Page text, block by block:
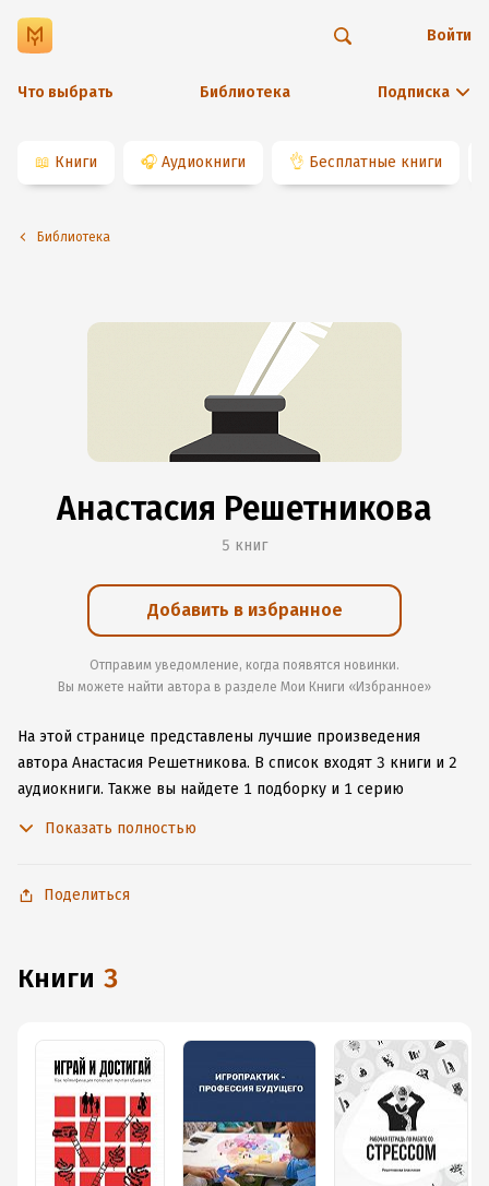
Что выбрать Библиотека Подписка
Войти
📖 Книги 🎧 Аудиокниги 👌 Бесплатные книги
Библиотека
Анастасия Решетникова
5 книг
Добавить в избранное
Отправим уведомление, когда появятся новинки.
Вы можете найти автора в разделе Мои Книги «Избранное»
На этой странице представлены лучшие произведения
автора Анастасия Решетникова. В список входят 3 книги и 2
аудиокниги. Также вы найдете 1 подборку и 1 серию
удобное приложение для iOS или Android, чтобы
Показать полностью
Поделиться
книги 3